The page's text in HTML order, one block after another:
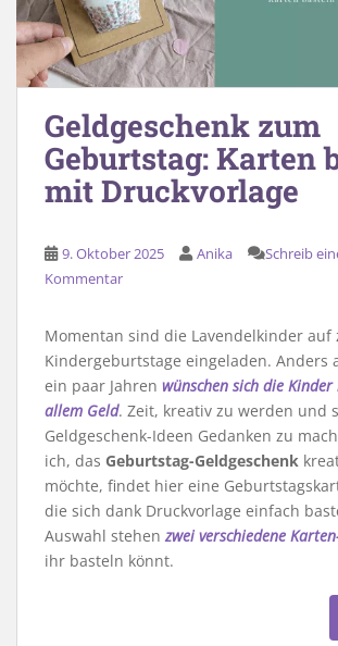
Geldgeschenk zum
Geburtstag: Karten
mit Druckvorlage
9. Oktober 2025 Anika
Schreib
Kommentar
Momentan sind die Lavendelkinder auf
Kindergeburtstage eingeladen. Anders
ein paar Jahren wünschen sich die
allem Geld. Zeit, kreativ zu werden und
Geldgeschenk-Ideen Gedanken zu
ich, das Geburtstag-Geldgeschenk
möchte, findet hier eine
die sich dank Druckvorlage einfach
Auswahl stehenzwei verschiedene
ihr basteln könnt.